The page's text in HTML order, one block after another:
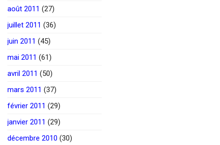
août 2011 (27)
juillet 2011 (36)
juin 2011 (45)
mai 2011 (61)
avril 2011 (50)
mars 2011 (37)
février 2011 (29)
janvier 2011 (29)
décembre 2010 (30)